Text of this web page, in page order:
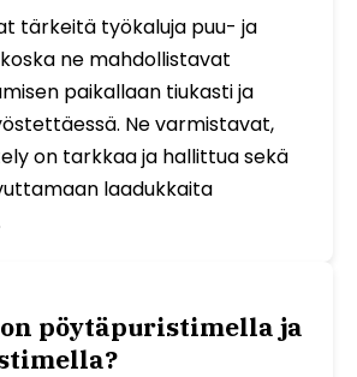
tärkeitä työkaluja puu- ja
ne mahdollistavat
paikallaan tiukasti ja
Ne varmistavat,
on tarkkaa ja hallittua sekä
laadukkaita
pöytäpuristimella ja